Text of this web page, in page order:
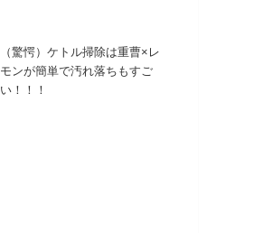
（驚愕）ケトル掃除は重曹×レ
モンが簡単で汚れ落ちもすご
い！！！